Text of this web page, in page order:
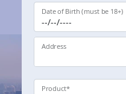
Date of Birth (must be 18+)
Address
Product*